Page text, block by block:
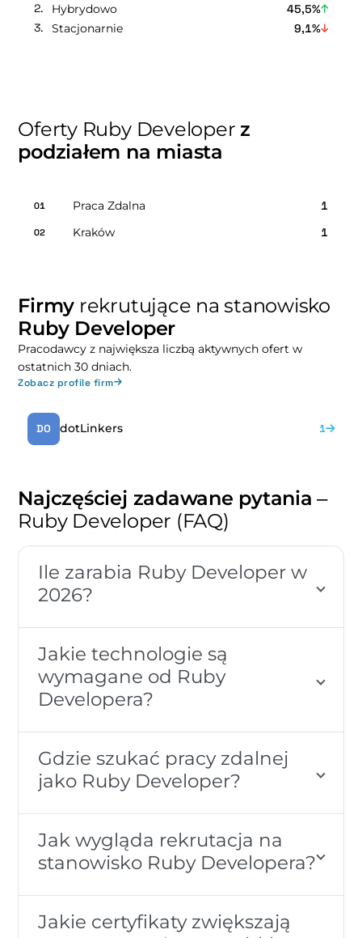
Hybrydowo
45,5%
Stacjonarnie
9,1%
Oferty Ruby Developer z
podziałem na miasta
01 Praca Zdalna 1
02 Kraków 1
Firmy rekrutujące na stanowisko
Ruby Developer
Pracodawcy z największa liczbą aktywnych ofert w
ostatnich 30 dniach.
Zobacz profile firm
DO dotLinkers 1
Najczęściej zadawane pytania –
Ruby Developer (FAQ)
Ile zarabia Ruby Developer w
2026?
Jakie technologie są
wymagane od Ruby
Developera?
Gdzie szukać pracy zdalnej
jako Ruby Developer?
Jak wygląda rekrutacja na
stanowisko Ruby Developera?
Jakie certyfikaty zwiększają